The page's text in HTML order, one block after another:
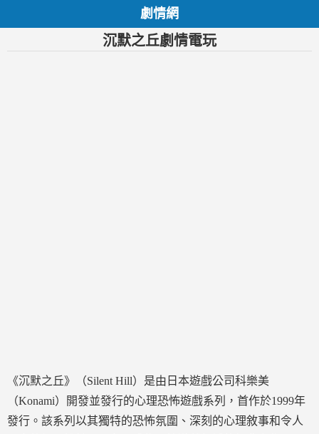
劇情網
沉默之丘劇情電玩
《沉默之丘》（Silent Hill）是由日本遊戲公司科樂美
（Konami）開發並發行的心理恐怖遊戲系列，首作於1999年
發行。該系列以其獨特的恐怖氛圍、深刻的心理敘事和令人